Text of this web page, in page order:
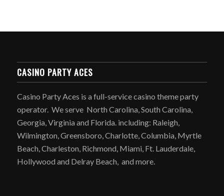
CASINO PARTY ACES
Casino Party Aces is a full-service casino theme party
operator. We serve North Carolina, South Carolina,
Georgia, Virginia and Florida. including: Raleigh,
Wilmington, Greensboro, Charlotte, Columbia, Myrtle
Beach, Charleston, Richmond, Miami, Ft. Lauderdale,
Hollywood and Delray Beach, and more.